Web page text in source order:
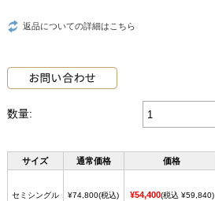
返品についての詳細はこちら
数量:
サイズ 通常価格 価格
セミシングル ¥74,800(税込) ¥54,400(税込 ¥59,840)